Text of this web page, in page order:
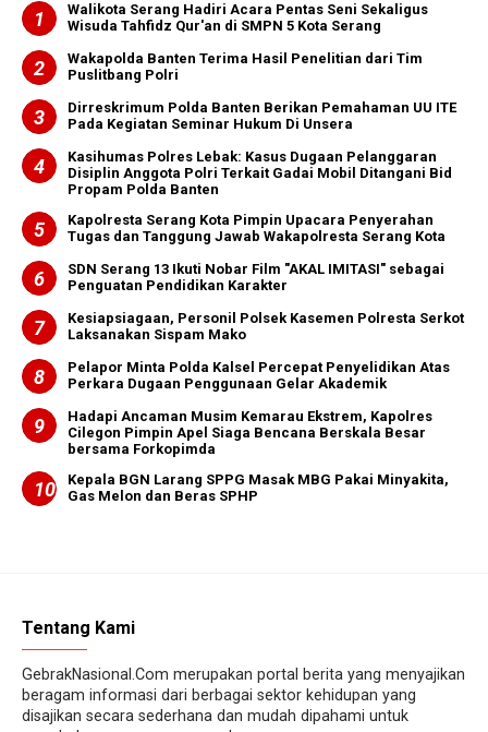
Walikota Serang Hadiri Acara Pentas Seni Sekaligus
Wisuda Tahfidz Qur'an di SMPN 5 Kota Serang
Wakapolda Banten Terima Hasil Penelitian dari Tim
Puslitbang Polri
Dirreskrimum Polda Banten Berikan Pemahaman UU ITE
Pada Kegiatan Seminar Hukum Di Unsera
Kasihumas Polres Lebak: Kasus Dugaan Pelanggaran
Disiplin Anggota Polri Terkait Gadai Mobil Ditangani Bid
Propam Polda Banten
Kapolresta Serang Kota Pimpin Upacara Penyerahan
Tugas dan Tanggung Jawab Wakapolresta Serang Kota
SDN Serang 13 Ikuti Nobar Film "AKAL IMITASI" sebagai
Penguatan Pendidikan Karakter
Kesiapsiagaan, Personil Polsek Kasemen Polresta Serkot
Laksanakan Sispam Mako
Pelapor Minta Polda Kalsel Percepat Penyelidikan Atas
Perkara Dugaan Penggunaan Gelar Akademik
Hadapi Ancaman Musim Kemarau Ekstrem, Kapolres
Cilegon Pimpin Apel Siaga Bencana Berskala Besar
bersama Forkopimda
Kepala BGN Larang SPPG Masak MBG Pakai Minyakita,
Gas Melon dan Beras SPHP
Tentang Kami
GebrakNasional.Com merupakan portal berita yang menyajikan
beragam informasi dari berbagai sektor kehidupan yang
disajikan secara sederhana dan mudah dipahami untuk